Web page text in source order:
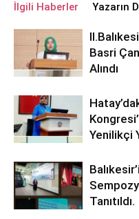
İlgili Haberler Yazarın
Basri
Alındı
Yenilikçi
Tanıtıldı.